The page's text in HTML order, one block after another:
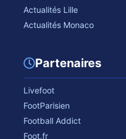
Actualités Lille
Actualités Monaco
Partenaires
Livefoot
FootParisien
Football Addict
Foot.fr